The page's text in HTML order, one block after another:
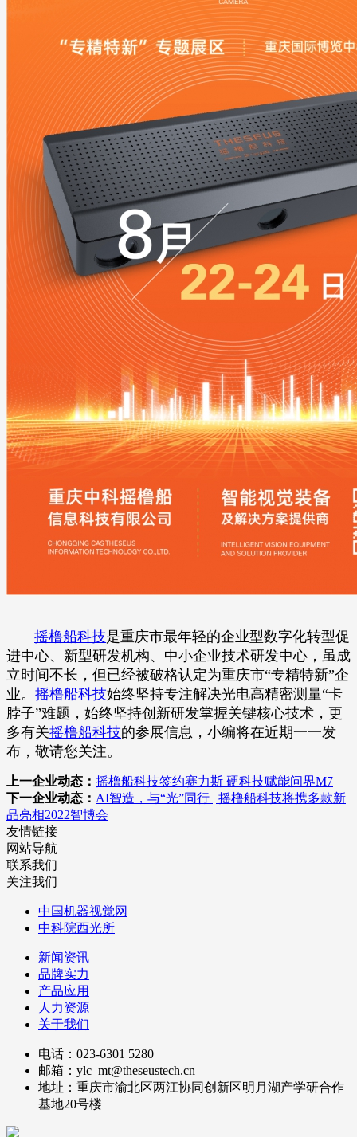
摇橹船科技是重庆市最年轻的企业型数字化转型促
进中心、新型研发机构、中小企业技术研发中心，虽成
立时间不长，但已经被破格认定为重庆市“专精特新”企
业。 摇橹船科技始终坚持专注解决光电高精密测量“卡
脖子”难题，始终坚持创新研发掌握关键核心技术，更
多有关摇橹船科技的参展信息，小编将在近期一一发
布，敬请您关注。
上一企业动态： 摇橹船科技签约赛力斯 硬科技赋能问界M7
下一企业动态： AI智造，与“光”同行 | 摇橹船科技将携多款新
品亮相2022智博会
友情链接
网站导航
联系我们
关注我们
中国机器视觉网
中科院西光所
新闻资讯
品牌实力
产品应用
人力资源
关于我们
电话：023-6301 5280
邮箱：ylc_mt@theseustech.cn
地址：重庆市渝北区两江协同创新区明月湖产学研合作
基地20号楼